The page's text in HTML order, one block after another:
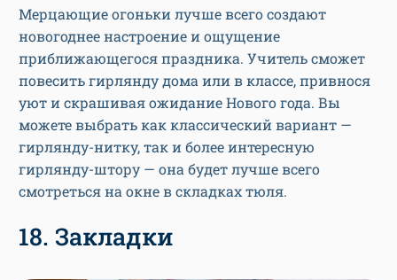
Мерцающие огоньки лучше всего создают
новогоднее настроение и ощущение
приближающегося праздника. Учитель сможет
повесить гирлянду дома или в классе, привнося
уют и скрашивая ожидание Нового года. Вы
можете выбрать как классический вариант —
гирлянду-нитку, так и более интересную
гирлянду-штору — она будет лучше всего
смотреться на окне в складках тюля.
18. Закладки